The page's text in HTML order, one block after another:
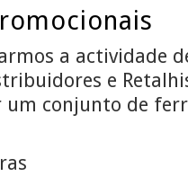
a actividade
e
um conjunto de